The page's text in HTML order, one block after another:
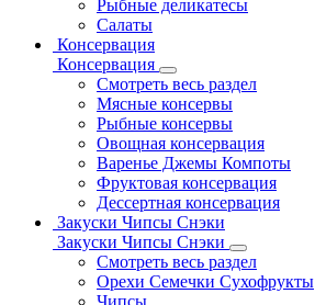
Рыбные деликатесы
Салаты
Консервация
Консервация
Смотреть весь раздел
Мясные консервы
Рыбные консервы
Овощная консервация
Варенье Джемы Компоты
Фруктовая консервация
Дессертная консервация
Закуски Чипсы Снэки
Закуски Чипсы Снэки
Смотреть весь раздел
Орехи Семечки Сухофрукты
Чипсы